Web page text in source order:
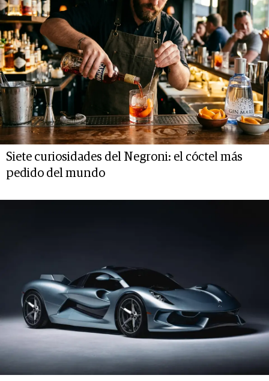
Siete curiosidades del Negroni: el cóctel más
pedido del mundo